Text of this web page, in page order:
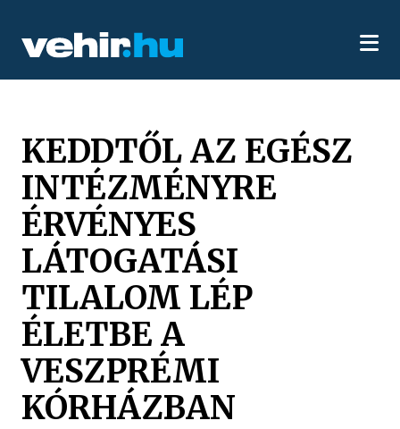
KEDDTŐL AZ EGÉSZ
INTÉZMÉNYRE
ÉRVÉNYES
LÁTOGATÁSI
TILALOM LÉP
ÉLETBE A
VESZPRÉMI
KÓRHÁZBAN